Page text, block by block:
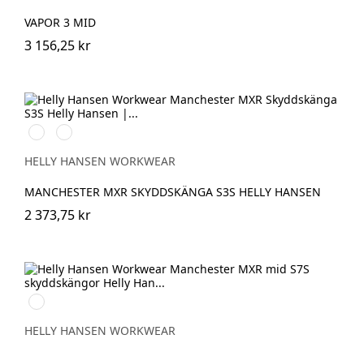
VAPOR 3 MID
3 156,25 kr
993
BLACK/YELLOW
999
BLACK/GREY
HELLY HANSEN WORKWEAR
MANCHESTER MXR SKYDDSKÄNGA S3S HELLY HANSEN
2 373,75 kr
992
BLACK/ORANGE
HELLY HANSEN WORKWEAR